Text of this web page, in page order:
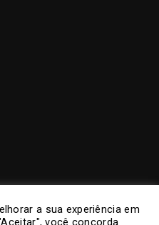
a sua experiência em
você concorda